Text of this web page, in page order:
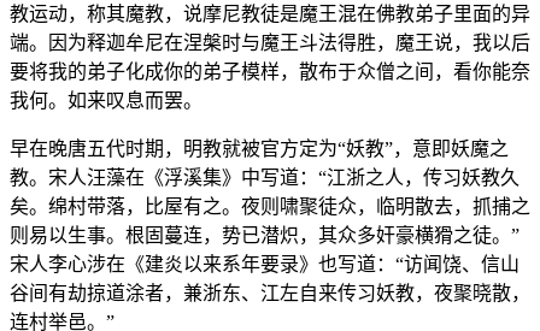
教运动，称其魔教，说摩尼教徒是魔王混在佛教弟子里面的异
端。因为释迦牟尼在涅槃时与魔王斗法得胜，魔王说，我以后
要将我的弟子化成你的弟子模样，散布于众僧之间，看你能奈
我何。如来叹息而罢。
早在晚唐五代时期，明教就被官方定为“妖教”，意即妖魔之
教。宋人汪藻在《浮溪集》中写道：“江浙之人，传习妖教久
矣。绵村带落，比屋有之。夜则啸聚徒众，临明散去，抓捕之
则易以生事。根固蔓连，势已潜炽，其众多奸豪横猾之徒。”
宋人李心涉在《建炎以来系年要录》也写道：“访闻饶、信山
谷间有劫掠道涂者，兼浙东、江左自来传习妖教，夜聚晓散，
连村举邑。”